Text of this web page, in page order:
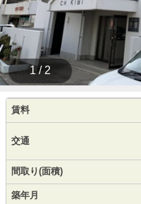
1 / 2
賃料
交通
間取り(面積)
築年月